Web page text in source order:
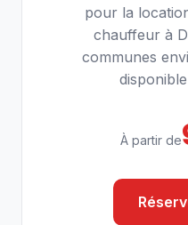
pour la
chauffeur à
communes
À partir de